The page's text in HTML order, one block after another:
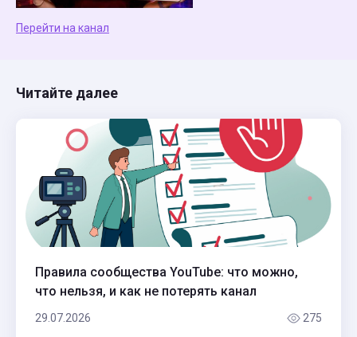
Перейти на канал
Читайте далее
Правила сообщества YouTube: что можно,
что нельзя, и как не потерять канал
29.07.2026 275